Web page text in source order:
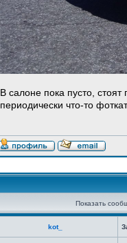
В салоне пока пусто,
периодически что-то
Показать
kot_